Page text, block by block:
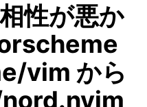
性が悪か
vim から